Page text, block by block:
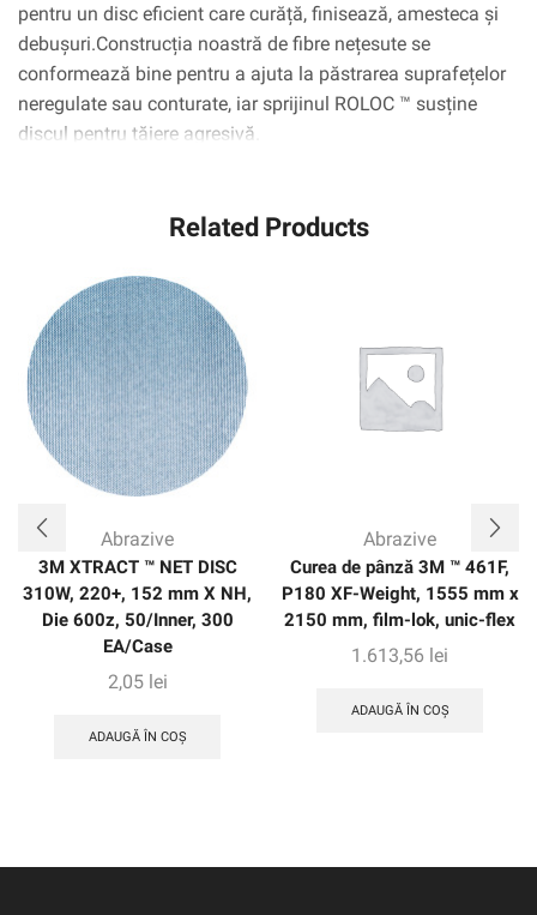
pentru un disc eficient care curăță, finisează, amesteca și
debușuri.Construcția noastră de fibre nețesute se
conformează bine pentru a ajuta la păstrarea suprafețelor
neregulate sau conturate, iar sprijinul ROLOC ™ susține
discul pentru tăiere agresivă.
Related Products
Abrazive
3M XTRACT ™ NET DISC
310W, 220+, 152 mm X NH,
Die 600z, 50/Inner, 300
EA/Case
2,05 lei
ADAUGĂ ÎN COȘ
Abrazive
Curea de pânză 3M ™ 461F,
P180 XF-Weight, 1555 mm x
2150 mm, film-lok, unic-flex
1.613,56 lei
ADAUGĂ ÎN COȘ